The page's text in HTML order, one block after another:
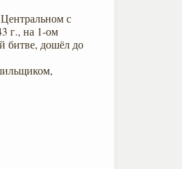
с
г., на 1-ом
битве, дошёл до